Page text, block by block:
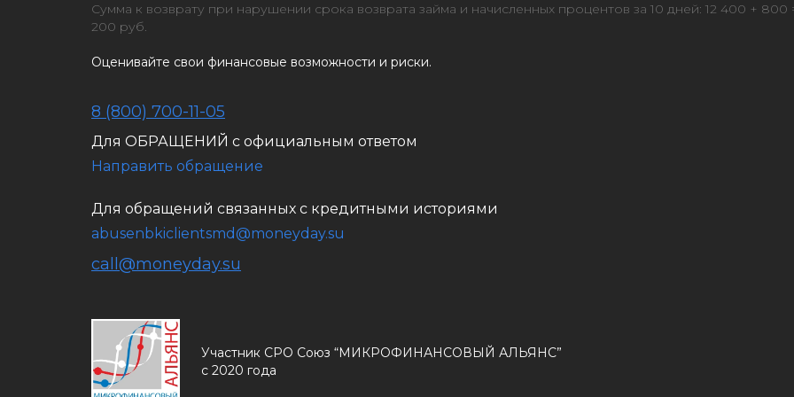
Сумма к возврату при нарушении срока возврата займа и начисленных процентов за 10 дней: 12 400 + 800
200 руб.
Оценивайте свои финансовые возможности и риски.
8 (800) 700-11-05
Для ОБРАЩЕНИЙ с официальным ответом
Направить обращение
Для обращений связанных с кредитными историями
abusenbkiclientsmd@moneyday.su
call@moneyday.su
Участник СРО Союз “МИКРОФИНАНСОВЫЙ АЛЬЯНС”
с 2020 года